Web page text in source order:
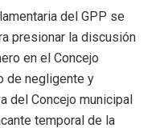
del GPP se
presionar la discusión
en el Concejo
de negligente y
del Concejo municipal
temporal de la